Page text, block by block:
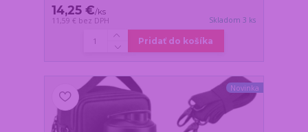
14,25 €/ks
11,59 € bez DPH Skladom 3 ks
Pridať do košíka
Novinka